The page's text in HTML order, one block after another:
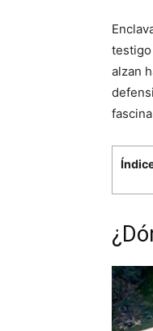
alzan